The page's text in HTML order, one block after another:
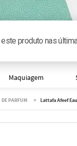
Faça sua
Maquiagem
DE PARFUM Lattafa Afeef